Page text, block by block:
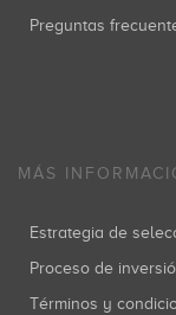
Preguntas
MÁS
Estrategia de
Proceso de
Términos y